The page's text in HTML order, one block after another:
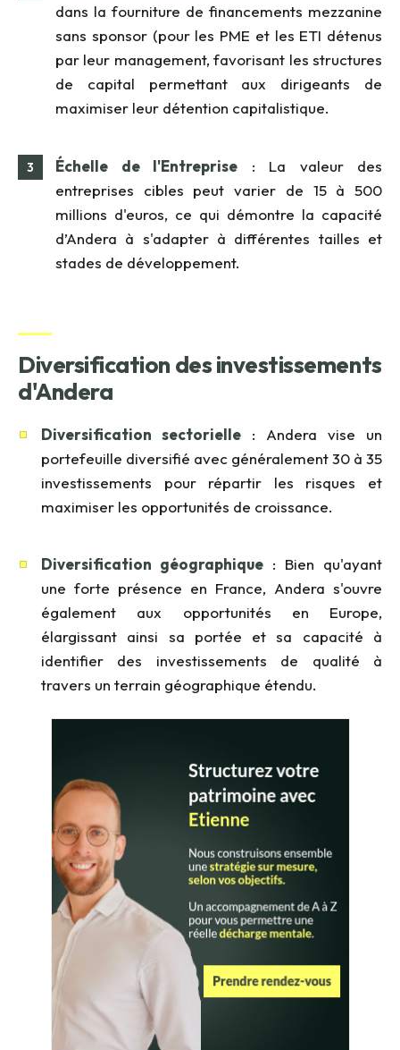
dans la fourniture de financements mezzanine
sans sponsor (pour les PME et les ETI détenus
par leur management, favorisant les structures
de capital permettant aux dirigeants de
maximiser leur détention capitalistique.
Échelle de l'Entreprise : La valeur des
entreprises cibles peut varier de 15 à 500
millions d'euros, ce qui démontre la capacité
d’Andera à s'adapter à différentes tailles et
stades de développement.
Diversification des investissements
d'Andera
Diversification sectorielle : Andera vise un
portefeuille diversifié avec généralement 30 à 35
investissements pour répartir les risques et
maximiser les opportunités de croissance.
Diversification géographique : Bien qu'ayant
une forte présence en France, Andera s'ouvre
également aux opportunités en Europe,
élargissant ainsi sa portée et sa capacité à
identifier des investissements de qualité à
travers un terrain géographique étendu.